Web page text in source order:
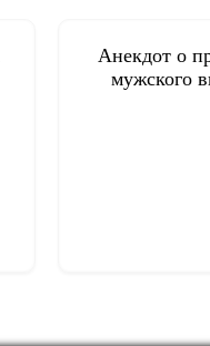
Анекдот о
мужского